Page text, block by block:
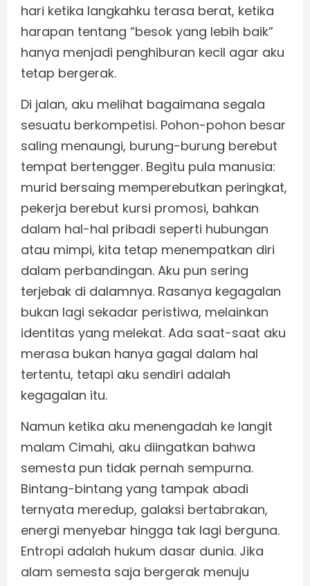
hari ketika langkahku terasa berat, ketika
harapan tentang “besok yang lebih baik”
hanya menjadi penghiburan kecil agar aku
tetap bergerak.
Di jalan, aku melihat bagaimana segala
sesuatu berkompetisi. Pohon-pohon besar
saling menaungi, burung-burung berebut
tempat bertengger. Begitu pula manusia:
murid bersaing memperebutkan peringkat,
pekerja berebut kursi promosi, bahkan
dalam hal-hal pribadi seperti hubungan
atau mimpi, kita tetap menempatkan diri
dalam perbandingan. Aku pun sering
terjebak di dalamnya. Rasanya kegagalan
bukan lagi sekadar peristiwa, melainkan
identitas yang melekat. Ada saat-saat aku
merasa bukan hanya gagal dalam hal
tertentu, tetapi aku sendiri adalah
kegagalan itu.
Namun ketika aku menengadah ke langit
malam Cimahi, aku diingatkan bahwa
semesta pun tidak pernah sempurna.
Bintang-bintang yang tampak abadi
ternyata meredup, galaksi bertabrakan,
energi menyebar hingga tak lagi berguna.
Entropi adalah hukum dasar dunia. Jika
alam semesta saja bergerak menuju